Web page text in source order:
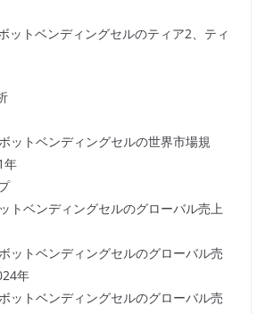
トベンディングセルのティア2、ティ
トベンディングセルの世界市場規
年
トベンディングセルのグローバル売上
トベンディングセルのグローバル売
年
トベンディングセルのグローバル売